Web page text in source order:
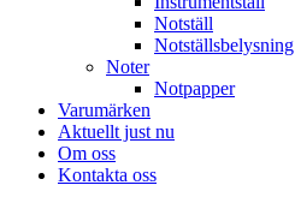
Notställ
Notställsbelysning
Noter
Notpapper
Varumärken
Aktuellt just nu
Om oss
Kontakta oss